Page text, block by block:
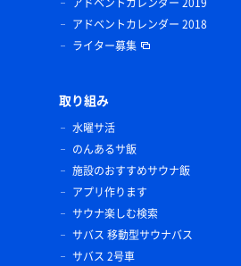
アドベントカレンダー 2018
ライター募集
取り組み
水曜サ活
のんあるサ飯
施設のおすすめサウナ飯
アプリ作ります
サウナ楽しむ検索
サバス 移動型サウナバス
サバス 2号車